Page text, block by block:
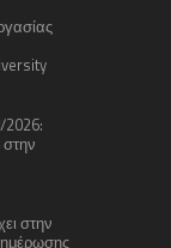
2026:
στην